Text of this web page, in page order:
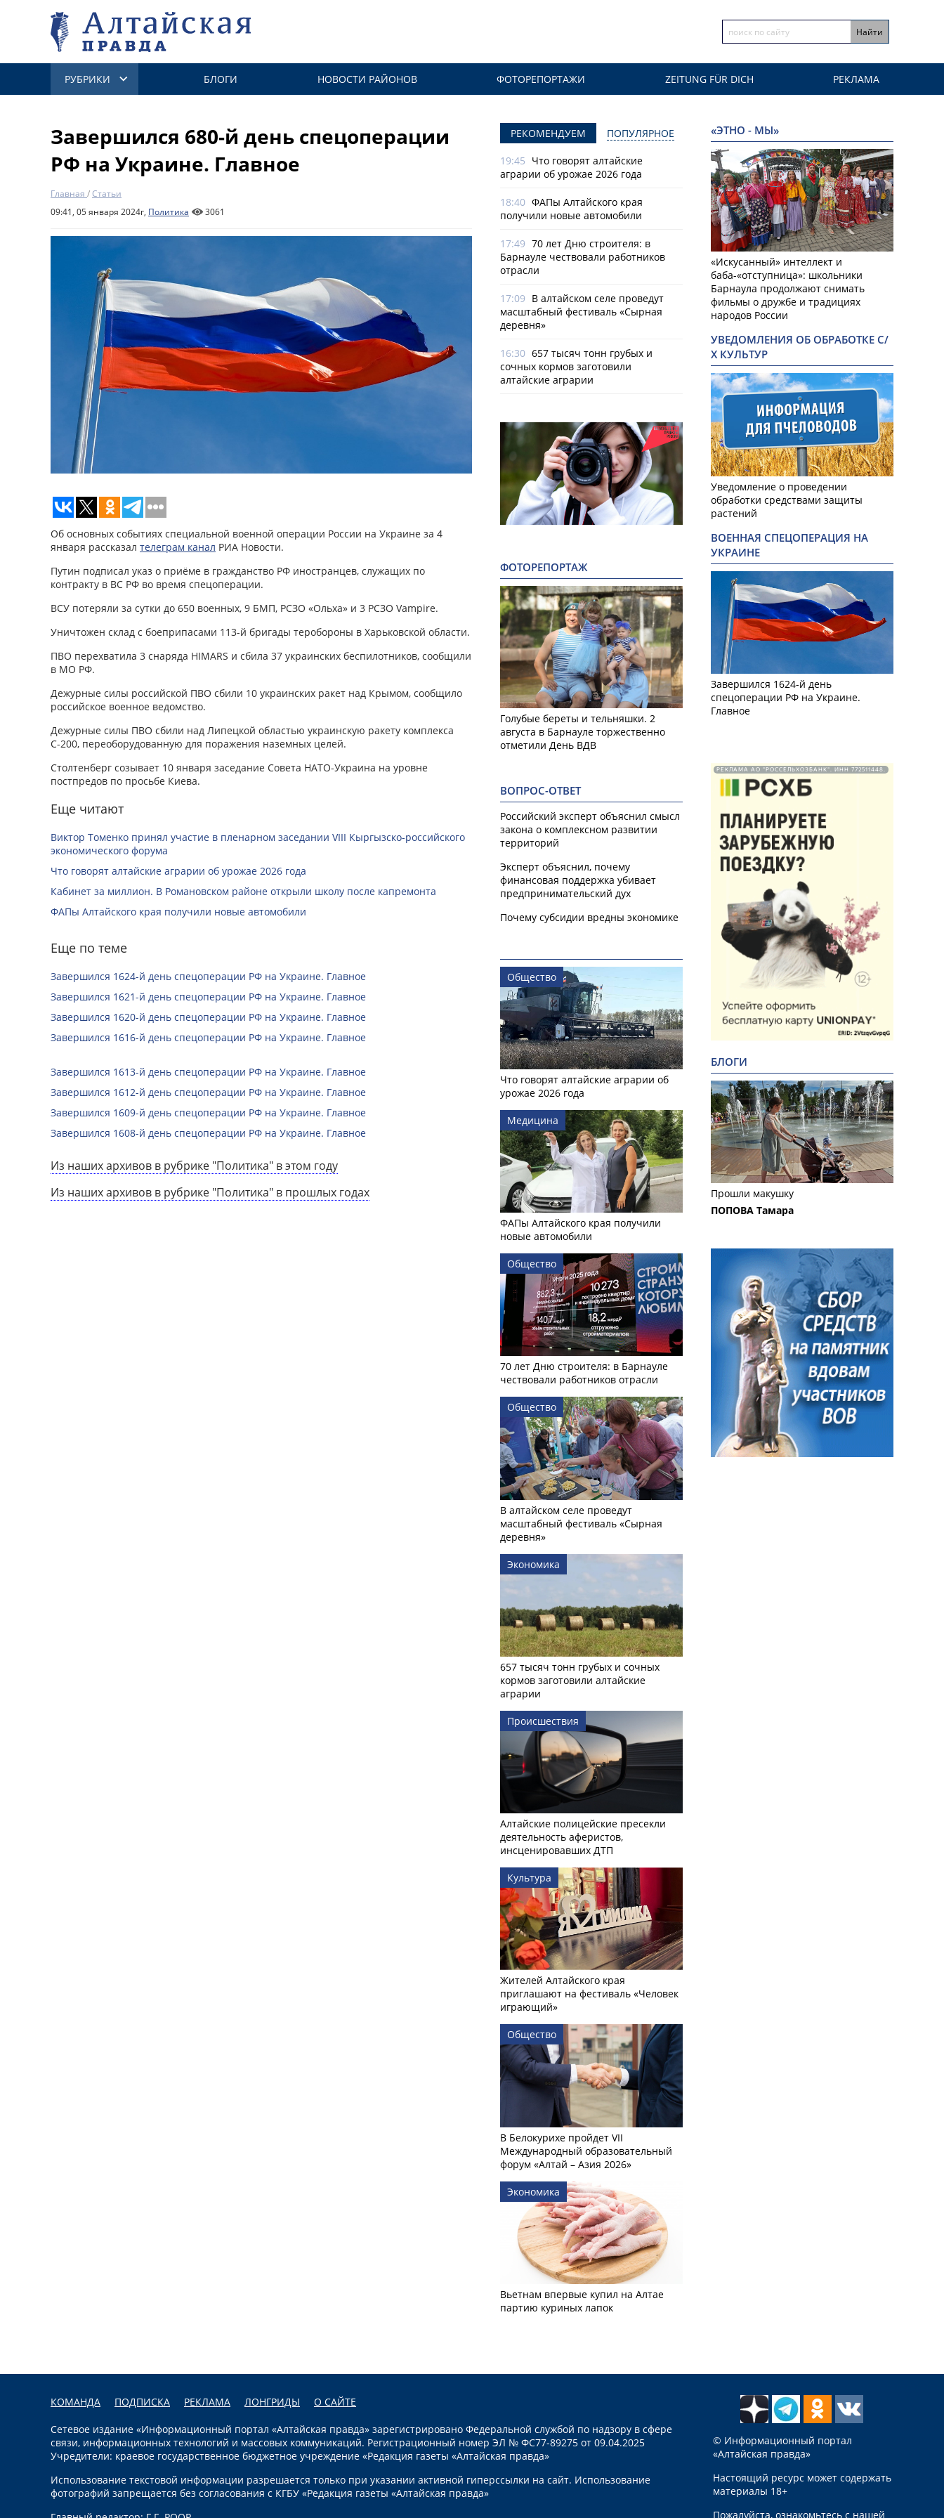
РУБРИКИ БЛОГИ НОВОСТИ РАЙОНОВ ФОТОРЕПОРТАЖИ ZEITUNG FÜR DICH РЕКЛАМА
Завершился 680-й день спецоперации
РФ на Украине. Главное
Главная /Статьи
09:41, 05 января 2024г, Политика 3061
Об основных событиях специальной военной операции России на Украине за 4
января рассказал телеграм канал РИА Новости.
Путин подписал указ о приёме в гражданство РФ иностранцев, служащих по
контракту в ВС РФ во время спецоперации.
ВСУ потеряли за сутки до 650 военных, 9 БМП, РСЗО «Ольха» и 3 РСЗО Vampire.
Уничтожен склад с боеприпасами 113-й бригады теробороны в Харьковской области.
ПВО перехватила 3 снаряда HIMARS и сбила 37 украинских беспилотников, сообщили
в МО РФ.
Дежурные силы российской ПВО сбили 10 украинских ракет над Крымом, сообщило
российское военное ведомство.
Дежурные силы ПВО сбили над Липецкой областью украинскую ракету комплекса
С-200, переоборудованную для поражения наземных целей.
Столтенберг созывает 10 января заседание Совета НАТО-Украина на уровне
постпредов по просьбе Киева.
Еще читают
Виктор Томенко принял участие в пленарном заседании VIII Кыргызско-российского
экономического форума
Что говорят алтайские аграрии об урожае 2026 года
Кабинет за миллион. В Романовском районе открыли школу после капремонта
ФАПы Алтайского края получили новые автомобили
Еще по теме
Завершился 1624-й день спецоперации РФ на Украине. Главное
Завершился 1621-й день спецоперации РФ на Украине. Главное
Завершился 1620-й день спецоперации РФ на Украине. Главное
Завершился 1616-й день спецоперации РФ на Украине. Главное
Завершился 1613-й день спецоперации РФ на Украине. Главное
Завершился 1612-й день спецоперации РФ на Украине. Главное
Завершился 1609-й день спецоперации РФ на Украине. Главное
Завершился 1608-й день спецоперации РФ на Украине. Главное
Из наших архивов в рубрике "Политика" в этом году
Из наших архивов в рубрике "Политика" в прошлых годах
РЕКОМЕНДУЕМ ПОПУЛЯРНОЕ
19:45 Что говорят алтайские
аграрии об урожае 2026 года
18:40 ФАПы Алтайского края
получили новые автомобили
17:49 70 лет Дню строителя: в
Барнауле чествовали работников
отрасли
17:09 В алтайском селе проведут
масштабный фестиваль «Сырная
деревня»
16:30 657 тысяч тонн грубых и
сочных кормов заготовили
алтайские аграрии
ФОТОРЕПОРТАЖ
Голубые береты и тельняшки. 2
августа в Барнауле торжественно
отметили День ВДВ
ВОПРОС-ОТВЕТ
Российский эксперт объяснил смысл
закона о комплексном развитии
территорий
Эксперт объяснил, почему
финансовая поддержка убивает
предпринимательский дух
Почему субсидии вредны экономике
Общество
Что говорят алтайские аграрии об
урожае 2026 года
Медицина
ФАПы Алтайского края получили
новые автомобили
Общество
70 лет Дню строителя: в Барнауле
чествовали работников отрасли
Общество
В алтайском селе проведут
масштабный фестиваль «Сырная
деревня»
Экономика
657 тысяч тонн грубых и сочных
кормов заготовили алтайские
аграрии
Происшествия
Алтайские полицейские пресекли
деятельность аферистов,
инсценировавших ДТП
Культура
Жителей Алтайского края
приглашают на фестиваль «Человек
играющий»
Общество
В Белокурихе пройдет VII
Международный образовательный
форум «Алтай – Азия 2026»
Экономика
Вьетнам впервые купил на Алтае
партию куриных лапок
«ЭТНО - МЫ»
«Искусанный» интеллект и
баба-«отступница»: школьники
Барнаула продолжают снимать
фильмы о дружбе и традициях
народов России
УВЕДОМЛЕНИЯ ОБ ОБРАБОТКЕ С/
Х КУЛЬТУР
Уведомление о проведении
обработки средствами защиты
растений
ВОЕННАЯ СПЕЦОПЕРАЦИЯ НА
УКРАИНЕ
Завершился 1624-й день
спецоперации РФ на Украине.
Главное
РЕКЛАМА АО "РОССЕЛЬХОЗБАНК". ИНН 772511448.
БЛОГИ
Прошли макушку
ПОПОВА Тамара
КОМАНДА ПОДПИСКА РЕКЛАМА ЛОНГРИДЫ О САЙТЕ
Сетевое издание «Информационный портал «Алтайская правда» зарегистрировано Федеральной службой по надзору в сфере
связи, информационных технологий и массовых коммуникаций. Регистрационный номер ЭЛ № ФС77-89275 от 09.04.2025
Учредители: краевое государственное бюджетное учреждение «Редакция газеты «Алтайская правда»
Использование текстовой информации разрешается только при указании активной гиперссылки на сайт. Использование
фотографий запрещается без согласования с КГБУ «Редакция газеты «Алтайская правда»
© Информационный портал
«Алтайская правда»
Настоящий ресурс может содержать
материалы 18+
Пожалуйста, ознакомьтесь с нашей